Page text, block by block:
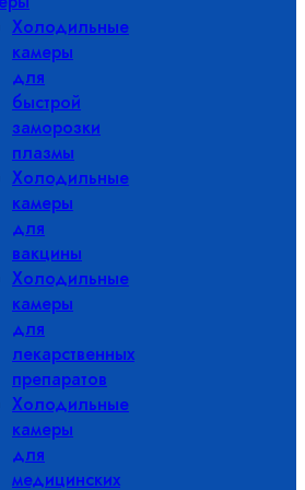
Холодильные
камеры
для
быстрой
заморозки
плазмы
Холодильные
камеры
для
вакцины
Холодильные
камеры
для
лекарственных
препаратов
Холодильные
камеры
для
медицинских